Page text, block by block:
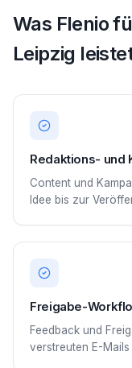
Was Flenio
Leipzig
Redaktions- und
Content und
Idee bis zur
Freigabe-
Feedback und
verstreuten E-Mails